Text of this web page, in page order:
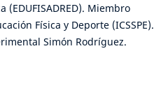
(EDUFISADRED). Miembro
Física y Deporte (ICSSPE).
Simón Rodríguez.